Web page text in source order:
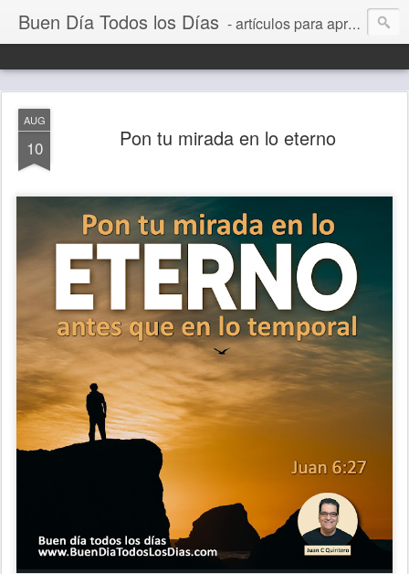
Buen Día Todos los Días - artículos para aprender a vivir mejor, un día a la vez. Por Juan C Quintero
AUG
10 Pon tu mirada en lo eterno